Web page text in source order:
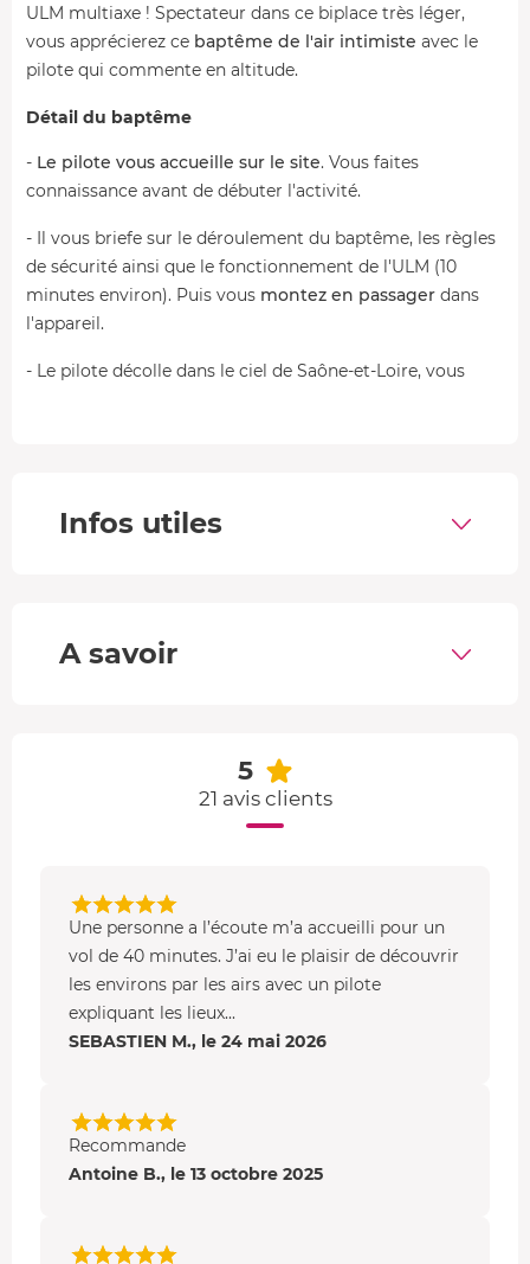
ULM multiaxe ! Spectateur dans ce biplace très léger,
vous apprécierez ce baptême de l'air intimiste avec le
pilote qui commente en altitude.
Détail du baptême
- Le pilote vous accueille sur le site. Vous faites
connaissance avant de débuter l'activité.
- Il vous briefe sur le déroulement du baptême, les règles
de sécurité ainsi que le fonctionnement de l'ULM (10
minutes environ). Puis vous montez en passager dans
l'appareil.
- Le pilote décolle dans le ciel de Saône-et-Loire, vous
40 minutes: Val de Saône, château de Cormatin,
L'ULM multiaxe fait partie des Ultra Léger Motorisés,
c'est-à-dire des appareils de loisir très faciles à manier et
biplaces. Lors de ce baptême, vous montez dans un
Infos utiles
A savoir
5
21 avis clients
Une personne a l’écoute m’a accueilli pour un
vol de 40 minutes. J’ai eu le plaisir de découvrir
les environs par les airs avec un pilote
expliquant les lieux...
SEBASTIEN M., le 24 mai 2026
Recommande
Antoine B., le 13 octobre 2025